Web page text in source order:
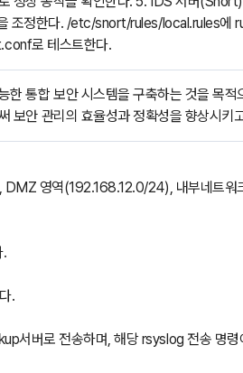
조정한다. /etc/snort/rules/local.rules에
로 테스트한다.
통합 보안 시스템을 구축하는 것을 목적
보안 관리의 효율성과 정확성을 향상시키
DMZ 영역(192.168.12.0/24), 내부네트워
.
.
서버로 전송하며, 해당 rsyslog 전송 명